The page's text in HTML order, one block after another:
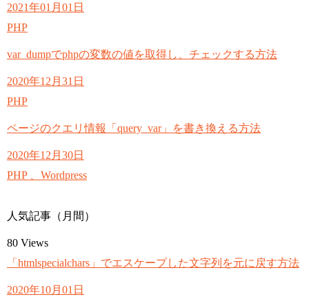
2021年01月01日
PHP
var_dumpでphpの変数の値を取得し、チェックする方法
2020年12月31日
PHP
ページのクエリ情報「query_var」を書き換える方法
2020年12月30日
PHP 、Wordpress
人気記事（月間）
80 Views
「htmlspecialchars」でエスケープした文字列を元に戻す方法
2020年10月01日